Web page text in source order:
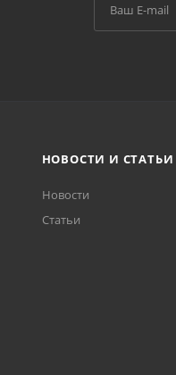
НОВОСТИ И СТАТЬИ
Новости
Статьи